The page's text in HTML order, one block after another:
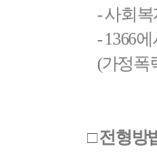
-사회
- 1366에
(가정폭
□전형방